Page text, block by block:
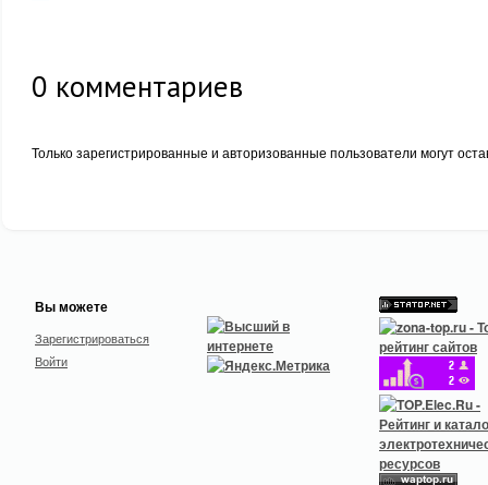
0 комментариев
Только зарегистрированные и авторизованные пользователи могут
Вы можете
Зарегистрироваться
Войти